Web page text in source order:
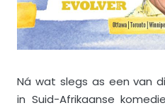
Ná wat slegs as een van
in Suid-Afrikaanse